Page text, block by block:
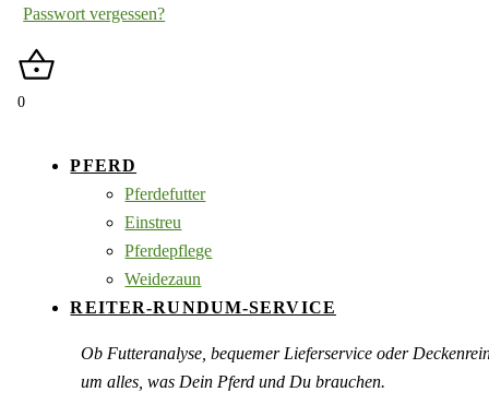
Passwort vergessen?
0
PFERD
Pferdefutter
Einstreu
Pferdepflege
Weidezaun
REITER-RUNDUM-SERVICE
Ob Futteranalyse, bequemer Lieferservice oder
um alles, was Dein Pferd und Du brauchen.